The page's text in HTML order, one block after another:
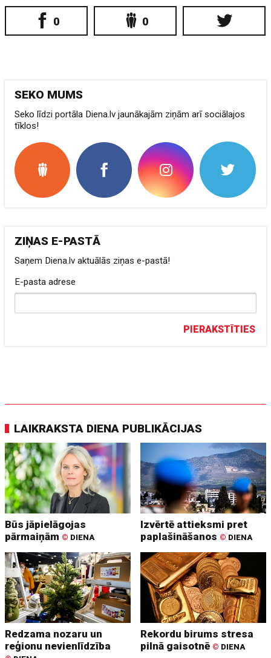
0 0
SEKO MUMS
Seko līdzi portāla Diena.lv jaunākajām ziņām arī sociālajos
tīklos!
ZIŅAS E-PASTĀ
Saņem Diena.lv aktuālās ziņas e-pastā!
E-pasta adrese
PIERAKSTĪTIES
LAIKRAKSTA DIENA PUBLIKĀCIJAS
Būs jāpielāgojas
pārmaiņām © DIENA
Izvērtē attieksmi pret
paplašināšanos © DIENA
Redzama nozaru un
reģionu nevienlīdzība
Rekordu birums stresa
pilnā gaisotnē © DIENA